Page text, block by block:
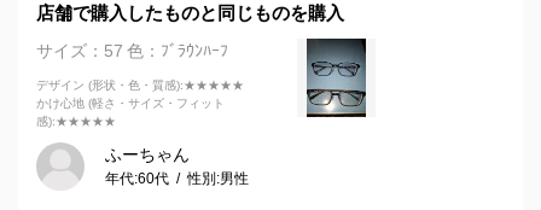
店舗で購入したものと同じものを購入
サイズ：57 色：ﾌﾞﾗｳﾝﾊｰﾌ
デザイン (形状・色・質感):★★★★★
かけ心地 (軽さ・サイズ・フィット
感):★★★★★
ふーちゃん
年代:60代 性別:男性